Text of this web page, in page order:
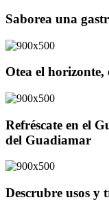
Saborea una
Otea el
Refréscate en el
del Guadiamar
Descrubre usos y